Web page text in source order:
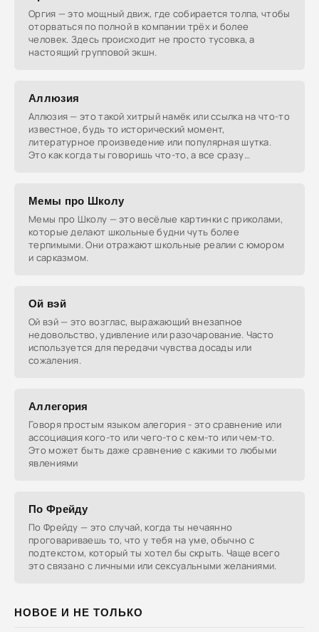
НОВОЕ И НЕ ТОЛЬКО
Оргия — это мощный движ, где собирается толпа, чтобы
оторваться по полной в компании трёх и более
человек. Здесь происходит не просто тусовка, а
настоящий групповой экшн.
Аллюзия
Аллюзия — это такой хитрый намёк или ссылка на что-то
известное, будь то исторический момент,
литературное произведение или популярная шутка.
Это как когда ты говоришь что-то, а все сразу
Мемы про Школу
Мемы про Школу — это весёлые картинки с приколами,
которые делают школьные будни чуть более
терпимыми. Они отражают школьные реалии с юмором
и сарказмом.
Ой вэй
Ой вэй — это возглас, выражающий внезапное
недовольство, удивление или разочарование. Часто
используется для передачи чувства досады или
сожаления.
Аллегория
Говоря простым языком алегория - это сравнение или
ассоциация кого-то или чего-то с кем-то или чем-то.
Это может быть даже сравнение с какими то любыми
явлениями
По Фрейду
По Фрейду — это случай, когда ты нечаянно
проговариваешь то, что у тебя на уме, обычно с
подтекстом, который ты хотел бы скрыть. Чаще всего
это связано с личными или сексуальными желаниями.